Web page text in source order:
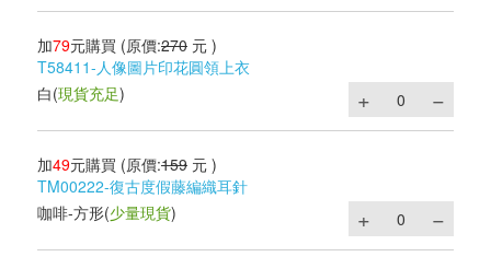
加79元購買 (原價:270 元 )
T58411-人像圖片印花圓領上衣
白(現貨充足)
加49元購買 (原價:159 元 )
TM00222-復古度假藤編織耳針
咖啡-方形(少量現貨)